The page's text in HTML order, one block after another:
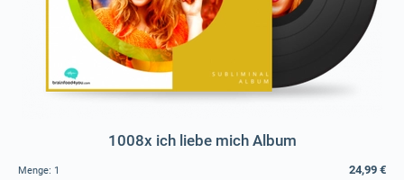
1008x ich liebe mich Album
Menge: 1 24,99 €